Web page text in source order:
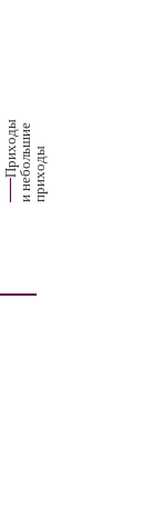
П
р
их
о
д
ы
и
н
е
б
о
ль
ш
ие
п
р
и
х
о
ды